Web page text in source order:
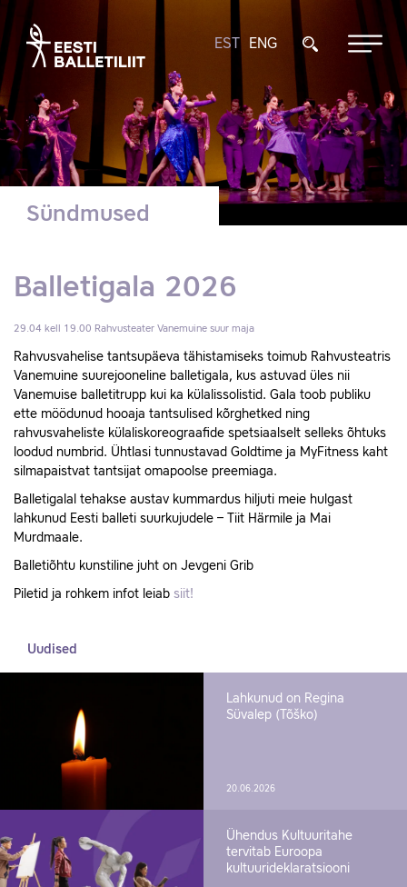
EST ENG
Sündmused
Balletigala 2026
29.04 kell 19.00 Rahvusteater Vanemuine suur maja
Rahvusvahelise tantsupäeva tähistamiseks toimub Rahvusteatris
Vanemuine suurejooneline balletigala, kus astuvad üles nii
Vanemuise balletitrupp kui ka külalissolistid. Gala toob publiku
ette möödunud hooaja tantsulised kõrghetked ning
rahvusvaheliste külaliskoreograafide spetsiaalselt selleks õhtuks
loodud numbrid. Ühtlasi tunnustavad Goldtime ja MyFitness kaht
silmapaistvat tantsijat omapoolse preemiaga.
Balletigalal tehakse austav kummardus hiljuti meie hulgast
lahkunud Eesti balleti suurkujudele – Tiit Härmile ja Mai
Murdmaale.
Balletiõhtu kunstiline juht on Jevgeni Grib
Piletid ja rohkem infot leiab siit!
Uudised
Lahkunud on Regina
Süvalep (Tõško)
20.06.2026
Ühendus Kultuuritahe
tervitab Euroopa
kultuurideklaratsiooni